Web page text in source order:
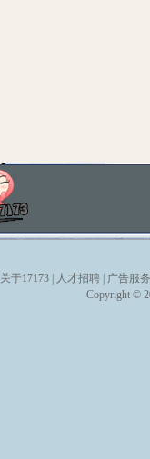
关于17173 人才招聘
广告服务
Copyright ©